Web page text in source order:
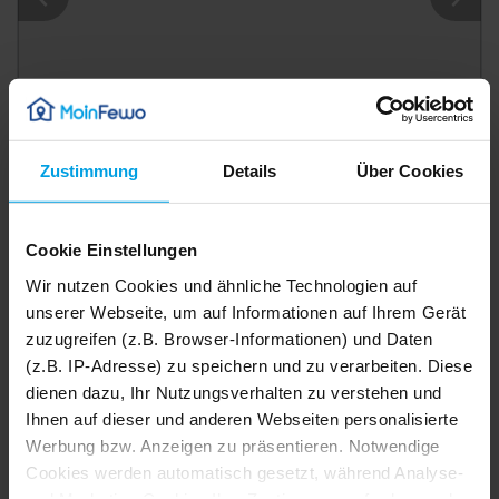
Zustimmung Details Über Cookies
Cookie Einstellungen
Wir nutzen Cookies und ähnliche Technologien auf
unserer Webseite, um auf Informationen auf Ihrem Gerät
zuzugreifen (z.B. Browser-Informationen) und Daten
(z.B. IP-Adresse) zu speichern und zu verarbeiten. Diese
dienen dazu, Ihr Nutzungsverhalten zu verstehen und
Ihnen auf dieser und anderen Webseiten personalisierte
Werbung bzw. Anzeigen zu präsentieren. Notwendige
Cookies werden automatisch gesetzt, während Analyse-
35 m² Ferienwohnung
5,0 12 Bewertungen
Details